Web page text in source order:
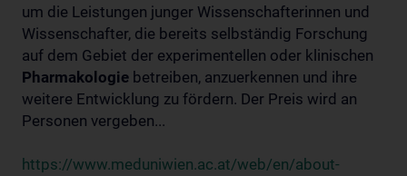
um die Leistungen junger Wissenschafterinnen und
Wissenschafter, die bereits selbständig Forschung
auf dem Gebiet der experimentellen oder klinischen
Pharmakologie betreiben, anzuerkennen und ihre
weitere Entwicklung zu fördern. Der Preis wird an
Personen vergeben...
https://www.meduniwien.ac.at/web/en/about-